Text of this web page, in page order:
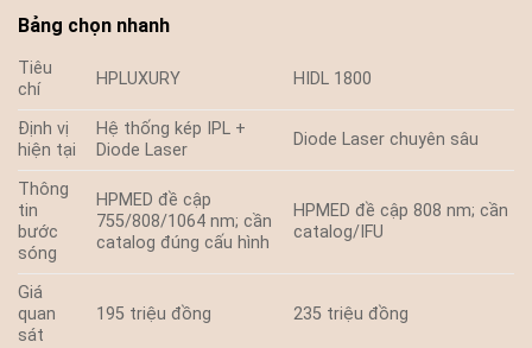
Bảng chọn nhanh
Tiêu
chí
HPLUXURY HIDL 1800
Định vị
hiện tại
Hệ thống kép IPL +
Diode Laser
Diode Laser chuyên sâu
Thông
tin
bước
sóng
HPMED đề cập
755/808/1064 nm; cần
catalog đúng cấu hình
HPMED đề cập 808 nm; cần
catalog/IFU
Giá
quan
sát
195 triệu đồng 235 triệu đồng